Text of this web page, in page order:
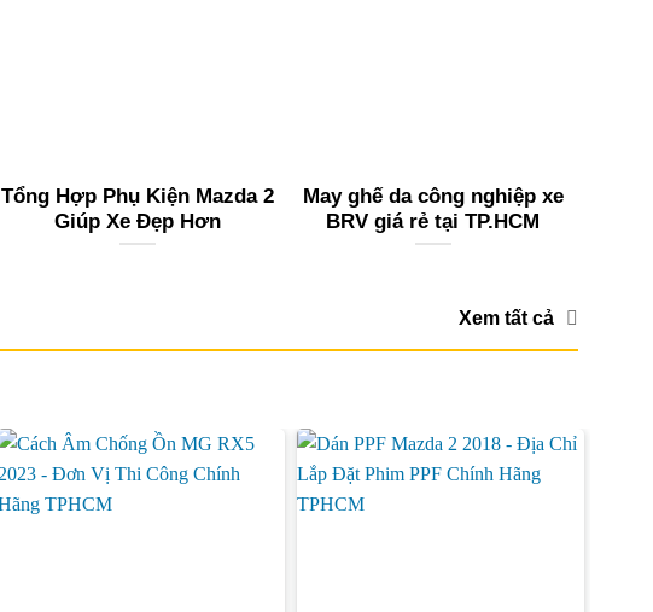
Tổng Hợp Phụ Kiện Mazda 2
Giúp Xe Đẹp Hơn
May ghế da công nghiệp xe
BRV giá rẻ tại TP.HCM
Xem tất cả